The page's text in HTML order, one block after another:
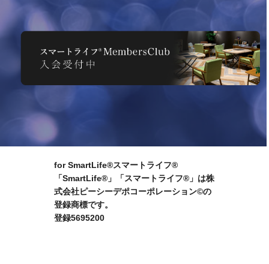
for SmartLife®スマートライフ®
「SmartLife®」「スマートライフ®」は株
式会社ピーシーデポコーポレーション©の
登録商標です。
登録5695200